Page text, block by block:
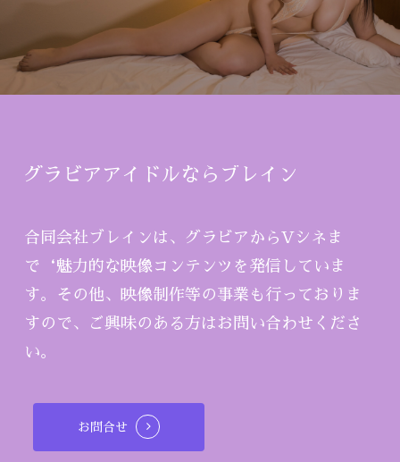
グラビアアイドルならブレイン
合同会社ブレインは、グラビアからVシネま
で‘魅力的な映像コンテンツを発信していま
す。その他、映像制作等の事業も行っておりま
すので、ご興味のある方はお問い合わせくださ
い。
お問合せ